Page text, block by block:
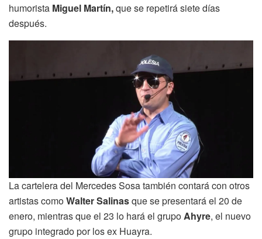
humorista Miguel Martín,que se repetirá siete días
después.
La cartelera del Mercedes Sosa también contará con otros
artistas comoWalter Salinasque se presentará el 20 de
enero, mientras que el 23 lo hará el grupoAhyre, el nuevo
grupo integrado por los ex Huayra.